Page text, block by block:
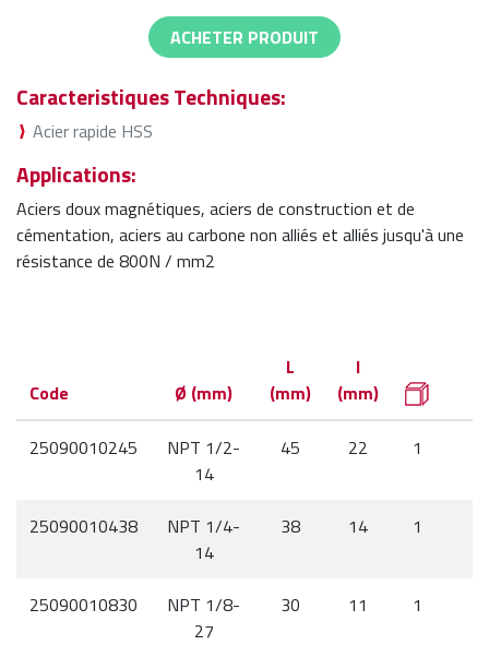
ACHETER PRODUIT
Caracteristiques Techniques:
Acier rapide HSS
Applications:
Aciers doux magnétiques, aciers de construction et de
cémentation, aciers au carbone non alliés et alliés jusqu'à une
résistance de 800N / mm2
Code Ø (mm)
L
(mm)
l
(mm)
25090010245
NPT 1/2-
14
45 22 1
25090010438
NPT 1/4-
14
38 14 1
25090010830
NPT 1/8-
27
30 11 1